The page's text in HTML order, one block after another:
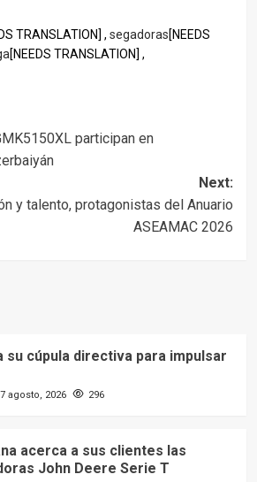
TRANSLATION] , segadoras[NEEDS
[NEEDS TRANSLATION] ,
participan en
Next:
y talento, protagonistas del Anuario
ASEAMAC 2026
su cúpula directiva para impulsar
7 agosto, 2026
296
acerca a sus clientes las
John Deere Serie T